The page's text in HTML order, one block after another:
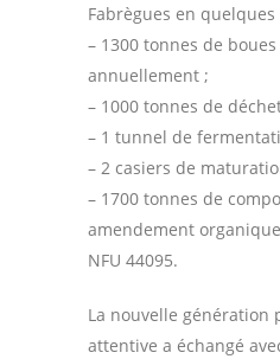
Fabrègues en
– 1300 tonnes de
annuellement ;
– 1000 tonnes de
– 1 tunnel de
– 2 casiers de
– 1700 tonnes de
amendement
NFU 44095.
La nouvelle
attentive a échangé